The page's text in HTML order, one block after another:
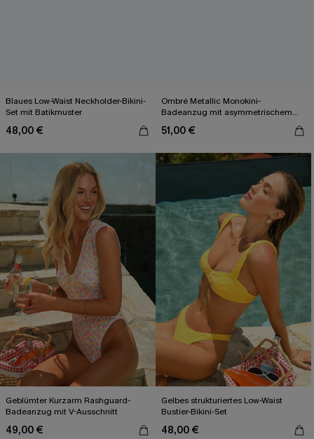
Blaues Low-Waist Neckholder-Bikini-
Set mit Batikmuster
48,00 €
Ombré Metallic Monokini-
Badeanzug mit asymmetrischem
51,00 €
Geblümter Kurzarm Rashguard-
Badeanzug mit V-Ausschnitt
49,00 €
Gelbes strukturiertes Low-Waist
Bustier-Bikini-Set
48,00 €